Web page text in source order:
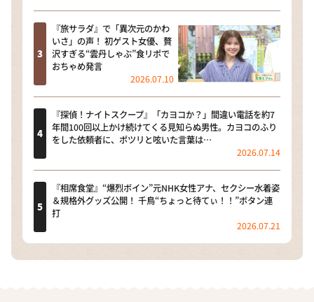
『旅サラダ』で「異次元のかわ
いさ」の声！ 初ゲスト女優、贅
沢すぎる“雲丹しゃぶ”食リポで
おちゃめ発言
2026.07.10
『探偵！ナイトスクープ』「カヨコか？」間違い電話を約7
年間100回以上かけ続けてくる見知らぬ男性。カヨコのふり
をした依頼者に、ポツリと呟いた言葉は…
2026.07.14
『相席食堂』“爆烈ボイン”元NHK女性アナ、セクシー水着姿
＆規格外グッズ公開！ 千鳥“ちょっと待てぃ！！”ボタン連
打
2026.07.21